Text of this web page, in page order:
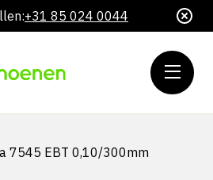
+31 85 024 0044
7545 EBT 0,10/300mm